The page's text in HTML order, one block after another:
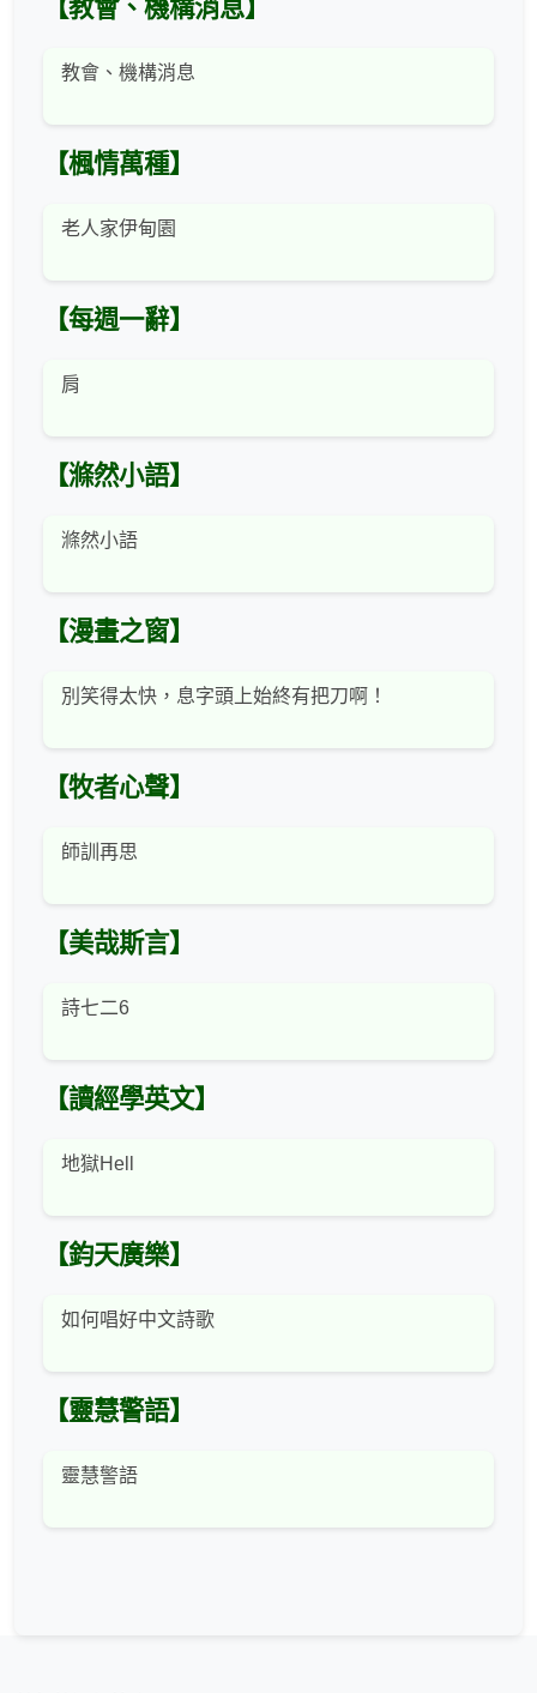
【教會、機構消息】
教會、機構消息
【楓情萬種】
老人家伊甸園
【每週一辭】
肩
【滌然小語】
滌然小語
【漫畫之窗】
別笑得太快，息字頭上始終有把刀啊！
【牧者心聲】
師訓再思
【美哉斯言】
詩七二6
【讀經學英文】
地獄Hell
【鈞天廣樂】
如何唱好中文詩歌
【靈慧警語】
靈慧警語